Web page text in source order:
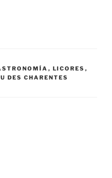
, LICORES ,
DES CHARENTES